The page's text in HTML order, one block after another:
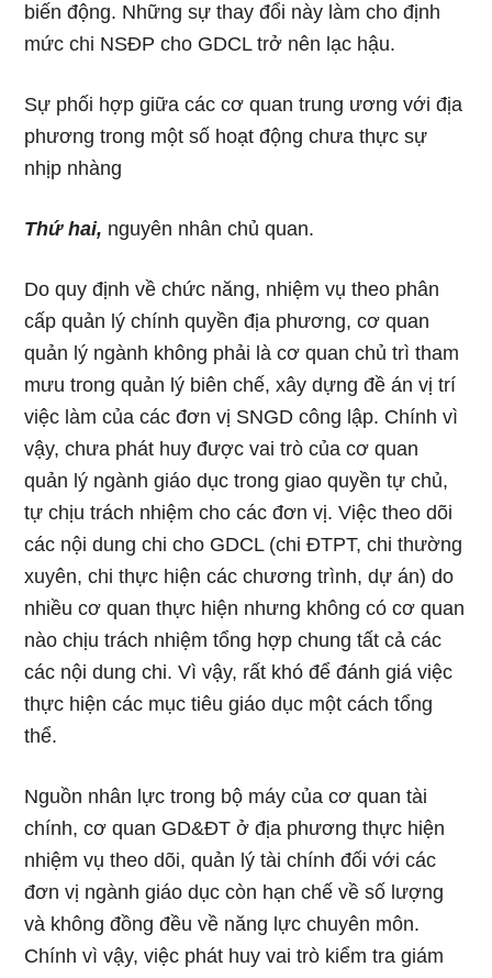
biến động. Những sự thay đổi này làm cho định
mức chi NSĐP cho GDCL trở nên lạc hậu.
Sự phối hợp giữa các cơ quan trung ương với địa
phương trong một số hoạt động chưa thực sự
nhịp nhàng
Thứ hai, nguyên nhân chủ quan.
Do quy định về chức năng, nhiệm vụ theo phân
cấp quản lý chính quyền địa phương, cơ quan
quản lý ngành không phải là cơ quan chủ trì tham
mưu trong quản lý biên chế, xây dựng đề án vị trí
việc làm của các đơn vị SNGD công lập. Chính vì
vậy, chưa phát huy được vai trò của cơ quan
quản lý ngành giáo dục trong giao quyền tự chủ,
tự chịu trách nhiệm cho các đơn vị. Việc theo dõi
các nội dung chi cho GDCL (chi ĐTPT, chi thường
xuyên, chi thực hiện các chương trình, dự án) do
nhiều cơ quan thực hiện nhưng không có cơ quan
nào chịu trách nhiệm tổng hợp chung tất cả các
các nội dung chi. Vì vậy, rất khó để đánh giá việc
thực hiện các mục tiêu giáo dục một cách tổng
thể.
Nguồn nhân lực trong bộ máy của cơ quan tài
chính, cơ quan GD&ĐT ở địa phương thực hiện
nhiệm vụ theo dõi, quản lý tài chính đối với các
đơn vị ngành giáo dục còn hạn chế về số lượng
và không đồng đều về năng lực chuyên môn.
Chính vì vậy, việc phát huy vai trò kiểm tra giám